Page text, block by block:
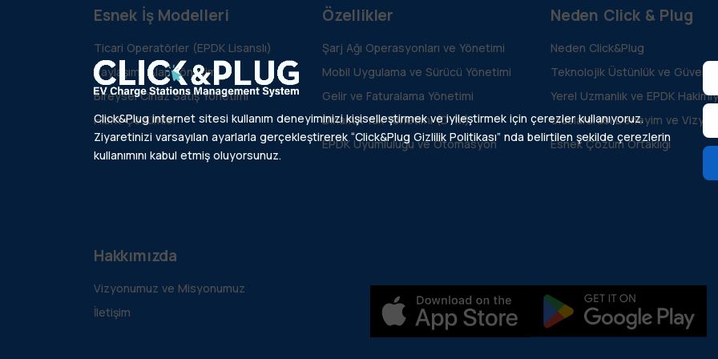
Esnek İş Modelleri
Ticari Operatörler (EPDK Lisanslı)
Paylaşımlı Alan Yönetimi
Bireysel Cihaz Satış Yönetimi
Hibrit Çözümler
Özellikler
Şarj Ağı Operasyonları ve Yönetimi
Mobil Uygulama ve Sürücü Yönetimi
Gelir ve Faturalama Yönetimi
Dinamik Yük Yönetimi (DYM)
EPDK Uyumluluğu ve Otomasyon
Neden Click & Plug
Neden Click&Plug
Teknolojik Üstünlük ve
Yerel Uzmanlık ve EPDK
Uluslararası Deneyim ve Vizyon
Esnek Çözüm Ortaklığı
Hakkımızda
Vizyonumuz ve Misyonumuz
İletişim
Click&Plug internet sitesi kullanım deneyiminizi kişiselleştirmek ve iyileştirmek için çerezler kullanıyoruz.
Ziyaretinizi varsayılan ayarlarla gerçekleştirerek “Click&Plug Gizlilik Politikası” nda belirtilen şekilde çerezlerin
kullanımını kabul etmiş oluyorsunuz.